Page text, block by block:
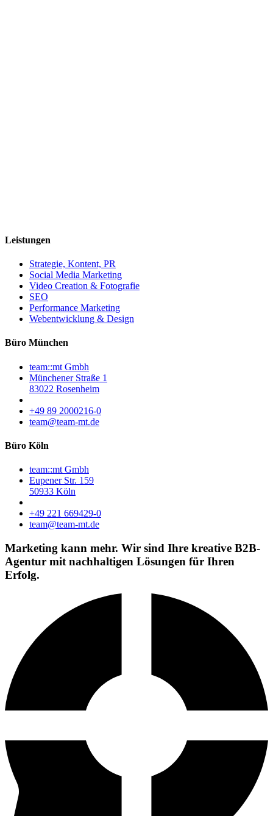
Leistungen
Strategie, Kontent, PR
Social Media Marketing
Video Creation & Fotografie
SEO
Performance Marketing
Webentwicklung & Design
Büro München
team::mt Gmbh
Münchener Straße 1
83022 Rosenheim
+49 89 2000216-0
team@team-mt.de
Büro Köln
team::mt Gmbh
Eupener Str. 159
50933 Köln
+49 221 669429-0
team@team-mt.de
Marketing kann mehr. Wir sind Ihre kreative B2B-
Agentur mit nachhaltigen Lösungen für Ihren
Erfolg.